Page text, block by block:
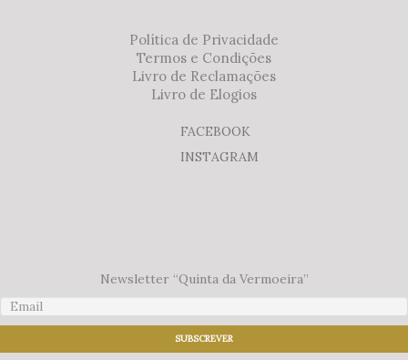
Política de Privacidade
Termos e Condições
Livro de Reclamações
Livro de Elogios
FACEBOOK
INSTAGRAM
Newsletter “Quinta da Vermoeira”